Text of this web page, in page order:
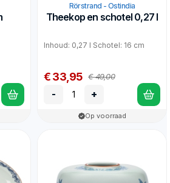
Rörstrand - Ostindia
Theekop en schotel 0,27 l
Inhoud: 0,27 l Schotel: 16 cm
€ 33,95 € 49,00
- +
Op voorraad